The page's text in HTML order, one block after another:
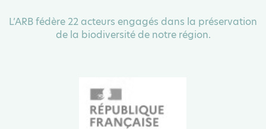
L’ARB fédère 22 acteurs engagés dans la préservation
de la biodiversité de notre région.